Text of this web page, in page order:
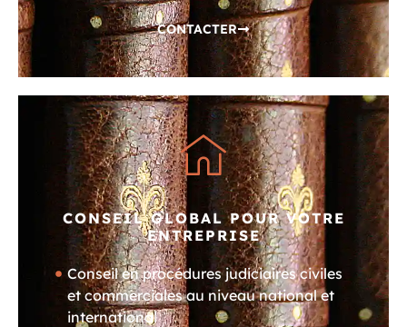
CONTACTER
CONSEIL GLOBAL POUR VOTRE
ENTREPRISE
Conseil en procédures judiciaires civiles
et commerciales au niveau national et
international